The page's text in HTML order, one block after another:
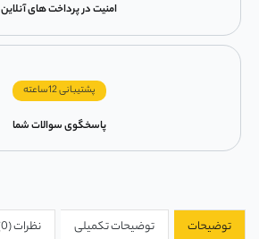
امنیت در پرداخت های آنلاین
پشتیبانی 12ساعته
پاسخگوی سوالات شما
توضیحات توضیحات تکمیلی نظرات (0)